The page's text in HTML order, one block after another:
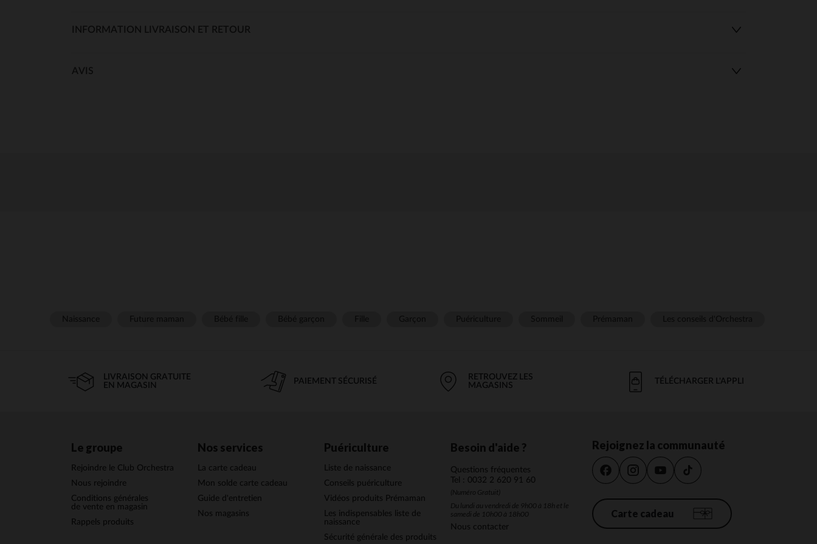
INFORMATION LIVRAISON ET RETOUR
AVIS
LIVRAISON GRATUITE
EN MAGASIN
PAIEMENT SÉCURISÉ
RETROUVEZ LES
MAGASINS
TÉLÉCHARGER L'APPLI
Le groupe
Rejoindre le Club Orchestra
Nous rejoindre
Conditions générales
de vente en magasin
Rappels produits
Nos services
La carte cadeau
Mon solde carte cadeau
Guide d'entretien
Nos magasins
Puériculture
Liste de naissance
Conseils puériculture
Vidéos produits Prémaman
Les indispensables liste de
naissance
Sécurité générale des produits
Besoin d'aide ?
Questions fréquentes
Tel : 0032 2 620 91 60
(Numéro Gratuit)
Du lundi au vendredi de 9h00 à 18h et le
samedi de 10h00 à 18h00
Nous contacter
Rejoignez la communauté
Carte cadeau